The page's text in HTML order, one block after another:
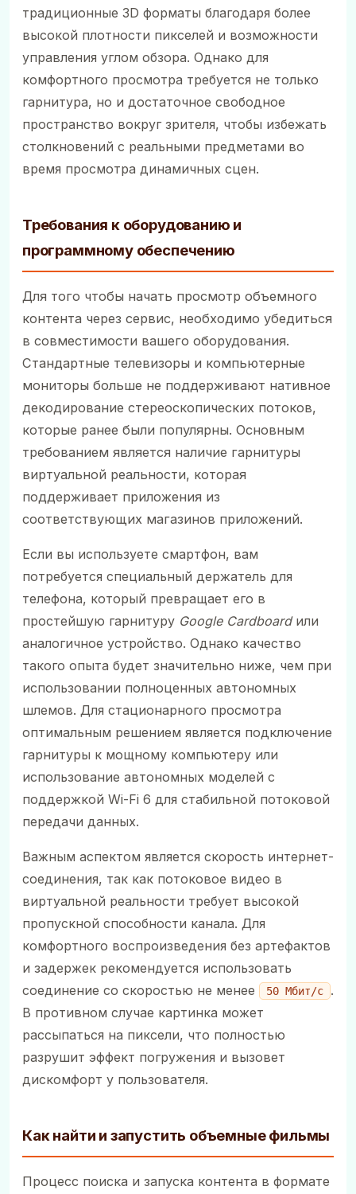
традиционные 3D форматы благодаря более
высокой плотности пикселей и возможности
управления углом обзора. Однако для
комфортного просмотра требуется не только
гарнитура, но и достаточное свободное
пространство вокруг зрителя, чтобы избежать
столкновений с реальными предметами во
время просмотра динамичных сцен.
Требования к оборудованию и
программному обеспечению
Для того чтобы начать просмотр объемного
контента через сервис, необходимо убедиться
в совместимости вашего оборудования.
Стандартные телевизоры и компьютерные
мониторы больше не поддерживают нативное
декодирование стереоскопических потоков,
которые ранее были популярны. Основным
требованием является наличие гарнитуры
виртуальной реальности, которая
поддерживает приложения из
соответствующих магазинов приложений.
Если вы используете смартфон, вам
потребуется специальный держатель для
телефона, который превращает его в
простейшую гарнитуру Google Cardboardили
аналогичное устройство. Однако качество
такого опыта будет значительно ниже, чем при
использовании полноценных автономных
шлемов. Для стационарного просмотра
оптимальным решением является подключение
гарнитуры к мощному компьютеру или
использование автономных моделей с
поддержкой Wi-Fi 6 для стабильной потоковой
передачи данных.
Важным аспектом является скорость интернет-
соединения, так как потоковое видео в
виртуальной реальности требует высокой
пропускной способности канала. Для
комфортного воспроизведения без артефактов
и задержек рекомендуется использовать
соединение со скоростью не менее
50 Мбит/с
.
В противном случае картинка может
рассыпаться на пиксели, что полностью
разрушит эффект погружения и вызовет
дискомфорт у пользователя.
Как найти и запустить объемные фильмы
Процесс поиска и запуска контента в формате